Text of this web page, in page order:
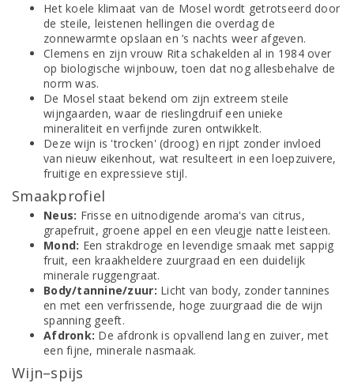
Het koele klimaat van de Mosel wordt getrotseerd door
de steile, leistenen hellingen die overdag de
zonnewarmte opslaan en ’s nachts weer afgeven.
Clemens en zijn vrouw Rita schakelden al in 1984 over
op biologische wijnbouw, toen dat nog allesbehalve de
norm was.
De Mosel staat bekend om zijn extreem steile
wijngaarden, waar de rieslingdruif een unieke
mineraliteit en verfijnde zuren ontwikkelt.
Deze wijn is 'trocken' (droog) en rijpt zonder invloed
van nieuw eikenhout, wat resulteert in een loepzuivere,
fruitige en expressieve stijl.
Smaakprofiel
Neus: Frisse en uitnodigende aroma's van citrus,
grapefruit, groene appel en een vleugje natte leisteen.
Mond: Een strakdroge en levendige smaak met sappig
fruit, een kraakheldere zuurgraad en een duidelijk
minerale ruggengraat.
Body/tannine/zuur: Licht van body, zonder tannines
en met een verfrissende, hoge zuurgraad die de wijn
spanning geeft.
Afdronk: De afdronk is opvallend lang en zuiver, met
een fijne, minerale nasmaak.
Wijn–spijs